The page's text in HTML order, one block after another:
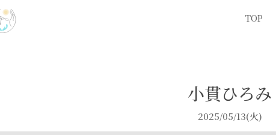
TOP
小貫ひろみ
2025/05/13(火)